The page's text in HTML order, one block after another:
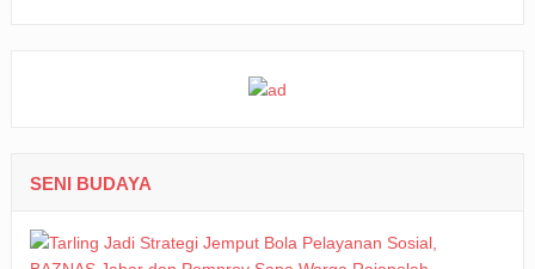
SENI BUDAYA